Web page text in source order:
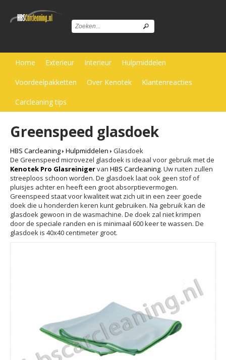
Home Exterieur Interieur Hulpmiddelen
Voordeelpakketten Over Kenotek Klantenreacties
Carcleaning tips
Greenspeed glasdoek
HBS Carcleaning Hulpmiddelen
Glasdoek
De Greenspeed microvezel glasdoek is ideaal voor gebruik met de
Kenotek Pro Glasreinigervan HBS Carcleaning. Uw ruiten zullen
streeploos schoon worden. De glasdoek laat ook geen stof of
pluisjes achter en heeft een groot absorptievermogen.
Greenspeed staat voor kwaliteit wat zich uit in een zeer goede
doek die u honderden keren kunt gebruiken. Na gebruik kan de
glasdoek gewoon in de wasmachine. De doek zal niet krimpen
door de speciale randen en is minimaal 600 keer te wassen. De
glasdoek is 40x40 centimeter groot.